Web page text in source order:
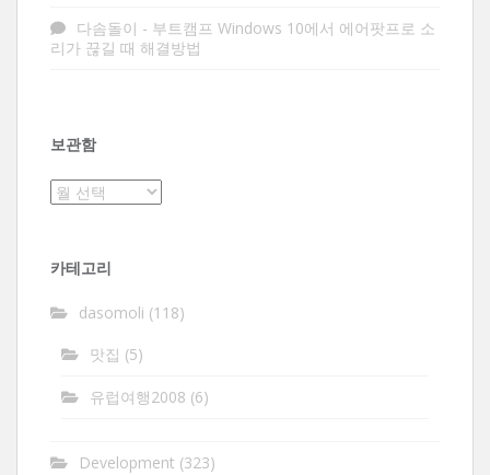
다솜돌이 - 부트캠프 Windows 10에서 에어팟프로 소
리가 끊길 때 해결방법
보관함
보
카테고리
dasomoli (118)
맛집 (5)
유럽여행2008 (6)
Development (323)